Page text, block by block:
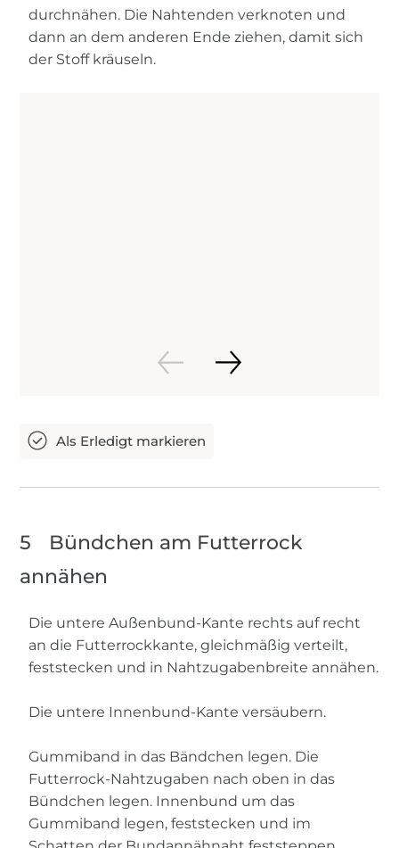
durchnähen. Die Nahtenden verknoten und
dann an dem anderen Ende ziehen, damit sich
der Stoff kräuseln.
5
Bündchen am Futterrock
annähen
Die untere Außenbund-Kante rechts auf recht
an die Futterrockkante, gleichmäßig verteilt,
feststecken und in Nahtzugabenbreite annähen.
Die untere Innenbund-Kante versäubern.
Gummiband in das Bändchen legen. Die
Futterrock-Nahtzugaben nach oben in das
Bündchen legen. Innenbund um das
Gummiband legen, feststecken und im